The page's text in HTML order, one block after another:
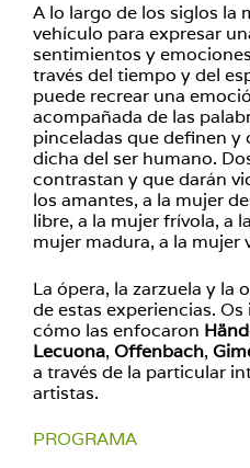
A lo largo de los siglos la
vehículo para expresar
sentimientos y
través del tiempo y del
puede recrear una
acompañada de las
pinceladas que definen y
dicha del ser humano.
contrastan y que darán
los amantes, a la mujer
libre, a la mujer frívola, a
mujer madura, a la mujer
La ópera, la zarzuela y la
de estas experiencias.
cómo las enfocaron
Lecuona, Offenbach,
a través de la particular
artistas.
PROGRAMA